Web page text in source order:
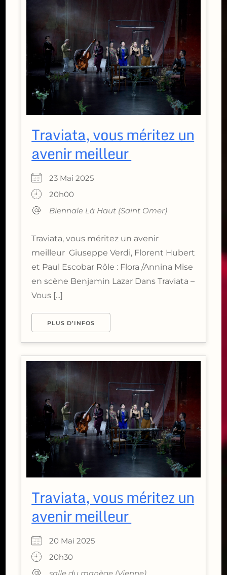
Traviata, vous méritez un
avenir meilleur
23 Mai 2025
20h00
Biennale Là Haut (Saint Omer)
Traviata, vous méritez un avenir
meilleur Giuseppe Verdi, Florent Hubert
et Paul Escobar Rôle : Flora /Annina Mise
en scène Benjamin Lazar Dans Traviata –
Vous [...]
PLUS D’INFOS
Traviata, vous méritez un
avenir meilleur
20 Mai 2025
20h30